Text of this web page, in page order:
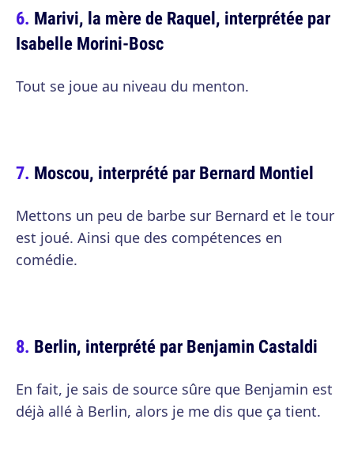
Marivi, la mère de Raquel, interprétée par
Isabelle Morini-Bosc
Tout se joue au niveau du menton.
Moscou, interprété par Bernard Montiel
Mettons un peu de barbe sur Bernard et le tour
est joué. Ainsi que des compétences en
comédie.
Berlin, interprété par Benjamin Castaldi
En fait, je sais de source sûre que Benjamin est
déjà allé à Berlin, alors je me dis que ça tient.